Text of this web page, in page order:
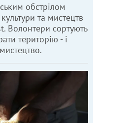
обстрілом
та мистецтв
Волонтери сортують
територію - і